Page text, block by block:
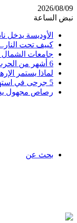
2026/08/09
نبض الساعة
الأوديسة يدخل
كييف تحت
جامعات الشمال
6 أشهر من الحرب.. ماذا كسبت إيران؟
لماذا يستمر
5 جرحى في استهداف أوكراني لمصفاة روسية
رصاص مجهول
بحث عن